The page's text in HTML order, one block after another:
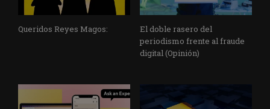
Queridos Reyes Magos:
El doble rasero del
periodismo frente al fraude
digital (Opinión)